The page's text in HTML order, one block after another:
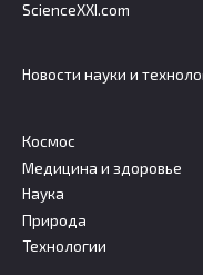
ScienceXXI.com
Новости науки и
Космос
Медицина и здоровье
Наука
Природа
Технологии